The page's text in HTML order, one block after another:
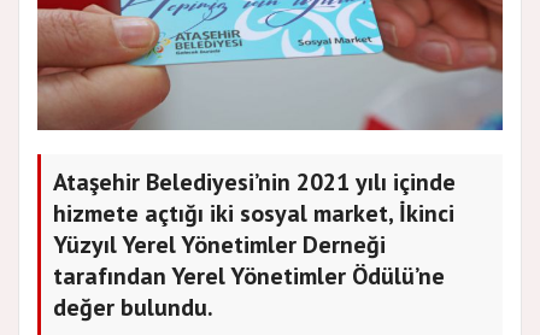
Ataşehir Belediyesi’nin 2021 yılı içinde
hizmete açtığı iki sosyal market, İkinci
Yüzyıl Yerel Yönetimler Derneği
tarafından Yerel Yönetimler Ödülü’ne
değer bulundu.